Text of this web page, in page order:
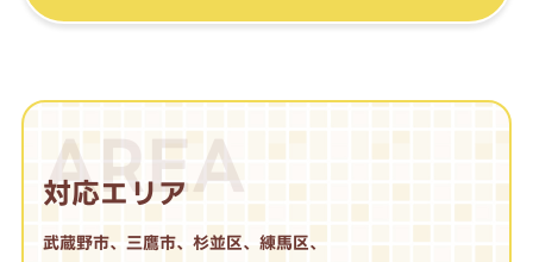
AREA
対応エリア
武蔵野市、三鷹市、杉並区、練馬区、